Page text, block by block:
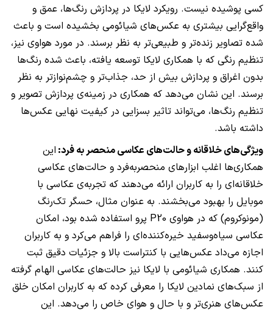
کسی پوشیده نیست. رویکرد لایکا در پردازش رنگ‌ها، عمق و
واقع‌گرایی بیشتری به عکس‌های شیائومی بخشیده است و باعث
شده تصاویر زنده‌تر و طبیعی‌تر به نظر برسند. در مورد هواوی نیز،
تنظیم رنگی که با همکاری لایکا توسعه یافته، باعث شده رنگ‌ها
بدون اغراق و پردازش بیش از حد، جذاب‌تر و چشم‌نوازتر به نظر
برسند. این نشان می‌دهد که همکاری در زمینه‌ی پردازش تصویر و
تنظیم رنگ‌ها، می‌تواند تاثیر بسزایی در کیفیت نهایی عکس‌ها
داشته باشد.
ویژگی‌های خلاقانه و حالت‌های عکاسی منحصر به فرد: این
همکاری‌ها اغلب ابزارهای منحصربه‌فرد و حالت‌های عکاسی
خلاقانه‌ای را به کاربران ارائه می‌دهند که تجربه‌ی عکاسی با
موبایل را بهبود می‌بخشند. به عنوان مثال، حسگر تک‌رنگ
(مونوکروم) که در هواوی P20 پرو استفاده شده بود، امکان
عکاسی سیاه‌وسفید خیره‌کننده‌ای را فراهم می‌کرد و به کاربران
اجازه می‌داد عکس‌هایی با کنتراست بالا و جزئیات دقیق ثبت
کنند. همکاری شیائومی با لایکا نیز حالت‌های عکاسی الهام گرفته
از سبک‌های نمادین لایکا را معرفی کرده که به کاربران امکان خلق
عکس‌های هنری‌تر و با حال و هوای خاص را می‌دهد. این